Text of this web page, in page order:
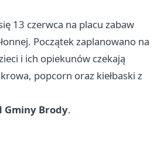
13 czerwca na placu zabaw
Początek zaplanowano na
i ich opiekunów czekają
popcorn oraz kiełbaski z
Gminy Brody.